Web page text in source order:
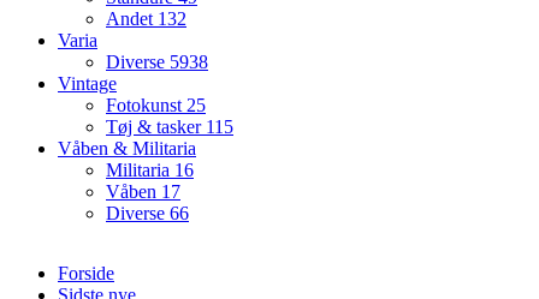
Andet 132
Varia
Diverse 5938
Vintage
Fotokunst25
Tøj & tasker 115
Våben & Militaria
Militaria 16
Våben 17
Diverse 66
Forside